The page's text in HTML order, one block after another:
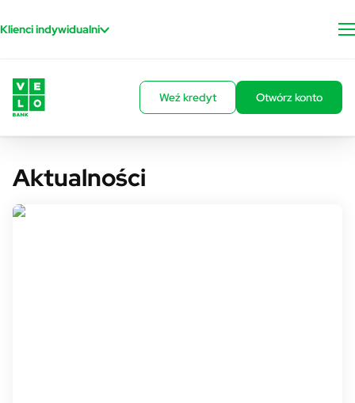
Klienci indywidualni
Weź kredyt Otwórz konto
Aktualności